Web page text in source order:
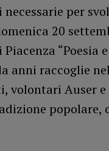
per
20
“Poesia
anni raccoglie
volontari Auser
popolare,